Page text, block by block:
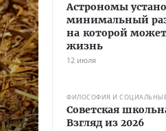
Астрономы
минимальный
на которой
жизнь
12 июля
ФИЛОСОФИЯ И
Советская
Взгляд из 2026